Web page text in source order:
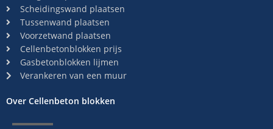
Scheidingswand plaatsen
Tussenwand plaatsen
Voorzetwand plaatsen
Cellenbetonblokken prijs
Gasbetonblokken lijmen
Verankeren van een muur
Over Cellenbeton blokken